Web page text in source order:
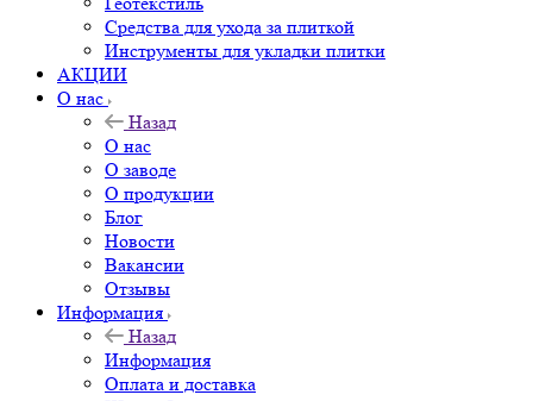
Средства для ухода за плиткой
Инструменты для укладки плитки
АКЦИИ
О нас
Назад
О нас
О заводе
О продукции
Блог
Новости
Вакансии
Отзывы
Информация
Назад
Информация
Оплата и доставка